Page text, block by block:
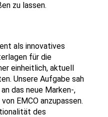
zu lassen.
als innovatives
für die
einheitlich, aktuell
Unsere Aufgabe sah
das neue Marken-,
EMCO anzupassen.
des